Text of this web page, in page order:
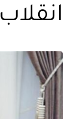
انقلاب 15 تموز